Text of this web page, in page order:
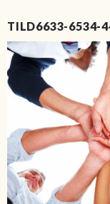
TILD6633-6534-